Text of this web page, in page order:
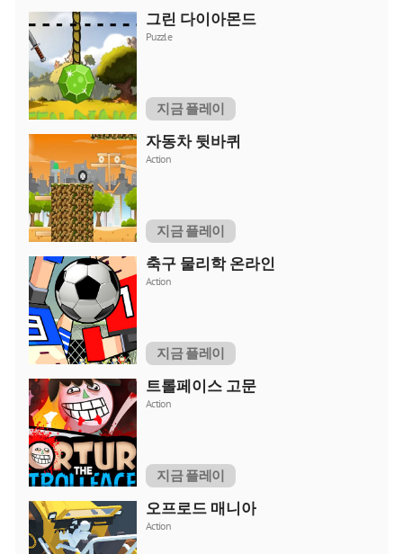
그린 다이아몬드
Puzzle
지금 플레이
자동차 뒷바퀴
Action
지금 플레이
축구 물리학 온라인
Action
지금 플레이
트롤페이스 고문
Action
지금 플레이
오프로드 매니아
Action